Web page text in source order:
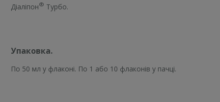
Діаліпон® Турбо.
Упаковка.
По 50 мл у флаконі. По 1 або 10 флаконів у пачці.